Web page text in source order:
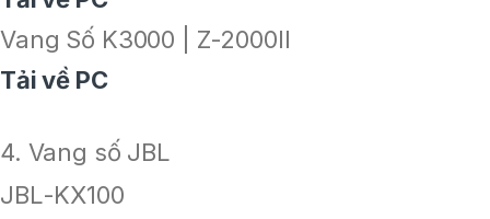
Vang Số K3000 | Z-2000II
Tải về PC
4. Vang số JBL
JBL-KX100